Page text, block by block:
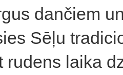
dančiem
Sēļu
rudens laika